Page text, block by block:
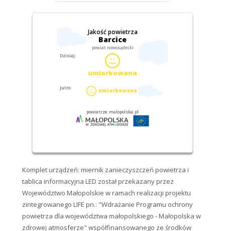
Komplet urządzeń: miernik zanieczyszczeń powietrza i
tablica informacyjna LED został przekazany przez
Województwo Małopolskie w ramach realizacji projektu
zintegrowanego LIFE pn.: "Wdrażanie Programu ochrony
powietrza dla województwa małopolskiego - Małopolska w
zdrowej atmosferze" współfinansowanego ze środków